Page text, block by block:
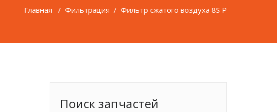
Главная / Фильтрация / Фильтр сжатого воздуха 8S P
Поиск запчастей